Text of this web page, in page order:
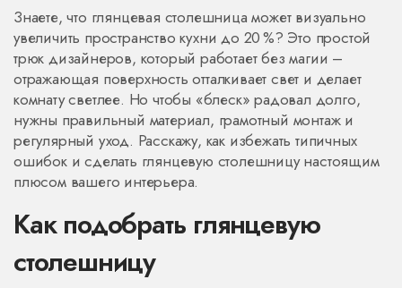
Знаете, что глянцевая столешница может визуально
увеличить пространство кухни до 20 %? Это простой
трюк дизайнеров, который работает без магии –
отражающая поверхность отталкивает свет и делает
комнату светлее. Но чтобы «блеск» радовал долго,
нужны правильный материал, грамотный монтаж и
регулярный уход. Расскажу, как избежать типичных
ошибок и сделать глянцевую столешницу настоящим
плюсом вашего интерьера.
Как подобрать глянцевую
столешницу